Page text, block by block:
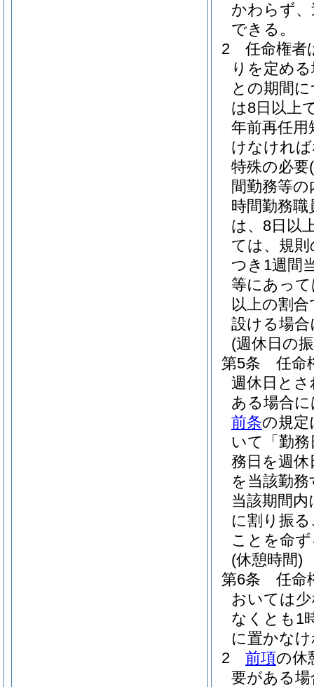
かわらず
できる。
2
任命権者
りを定め
との期間
は8日以上
年前再任用
けなけれ
特殊の必要
間勤務等の
時間勤務
は、8日以
ては、規
つき1週間
等にあっ
以上の割
設ける場
(週休日の
第5条
任命
週休日と
ある場合
前条の規定
いて「勤
務日を週
を当該勤
当該期間
に割り振
ことを命
(休憩時間)
第6条
任命
おいては
なくとも1
に置かな
2
前項の休
要がある